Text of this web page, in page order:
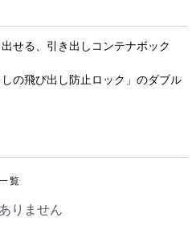
せる、引き出しコンテナボック
の飛び出し防止ロック」のダブル
覧
りません